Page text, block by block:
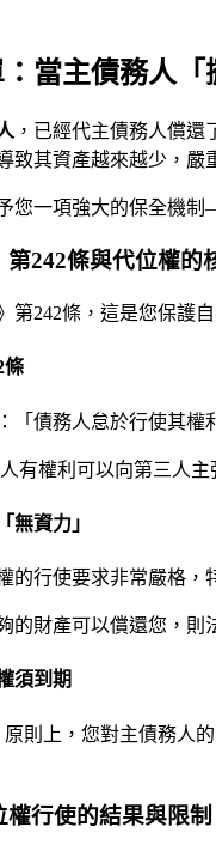
當主債務人
，已經代主債務人償
致其資產越來越少，嚴
您一項強大的保全機
242條與代位權的
第242條，這是您保護
條
「債務人怠於行使其
有權利可以向第三人
無資力」
的行使要求非常嚴格，
的財產可以償還您，
須到期
則上，您對主債務人
行使的結果與限制